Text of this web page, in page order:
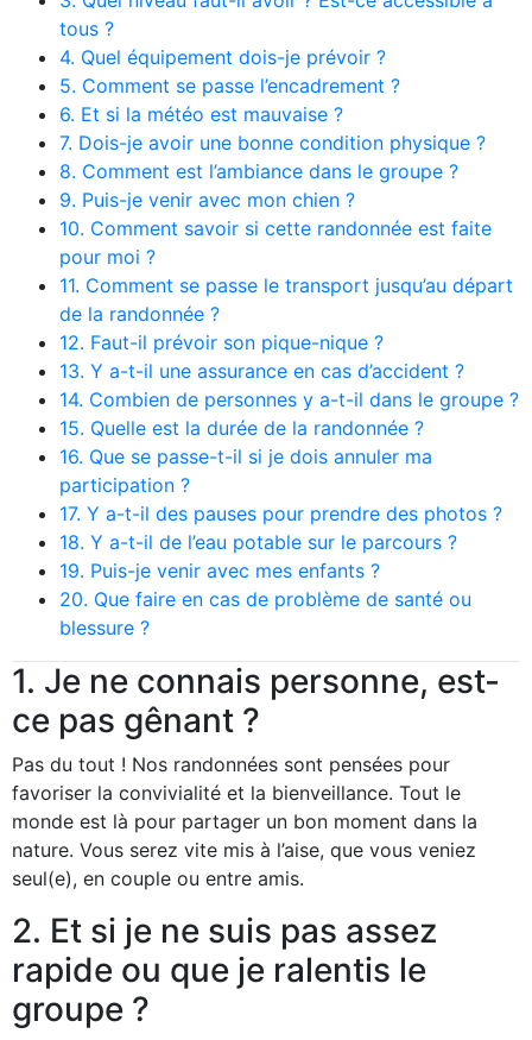
tous ?
4. Quel équipement dois-je prévoir ?
5. Comment se passe l’encadrement ?
6. Et si la météo est mauvaise ?
7. Dois-je avoir une bonne condition physique ?
8. Comment est l’ambiance dans le groupe ?
9. Puis-je venir avec mon chien ?
10. Comment savoir si cette randonnée est faite
pour moi ?
11. Comment se passe le transport jusqu’au départ
de la randonnée ?
12. Faut-il prévoir son pique-nique ?
13. Y a-t-il une assurance en cas d’accident ?
14. Combien de personnes y a-t-il dans le groupe ?
15. Quelle est la durée de la randonnée ?
16. Que se passe-t-il si je dois annuler ma
participation ?
17. Y a-t-il des pauses pour prendre des photos ?
18. Y a-t-il de l’eau potable sur le parcours ?
19. Puis-je venir avec mes enfants ?
20. Que faire en cas de problème de santé ou
blessure ?
1. Je ne connais personne, est-
ce pas gênant ?
Pas du tout ! Nos randonnées sont pensées pour
favoriser la convivialité et la bienveillance. Tout le
monde est là pour partager un bon moment dans la
nature. Vous serez vite mis à l’aise, que vous veniez
seul(e), en couple ou entre amis.
2. Et si je ne suis pas assez
rapide ou que je ralentis le
groupe ?